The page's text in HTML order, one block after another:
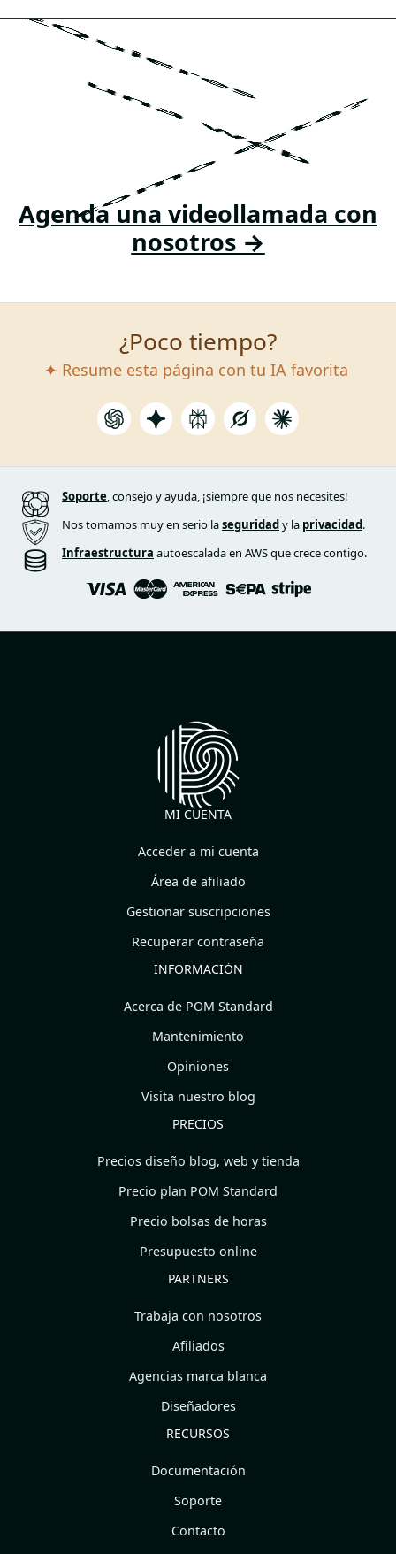
¿Quieres
una web
como esta?
Agenda una videollamada con
nosotros →
¿Poco tiempo?
✦ Resume esta página con tu IA favorita
Soporte, consejo y ayuda, ¡siempre que nos necesites!
Nos tomamos muy en serio laseguridady la privacidad.
Infraestructura autoescalada en AWS que crece contigo.
MI CUENTA
Acceder a mi cuenta
Área de afiliado
Gestionar suscripciones
Recuperar contraseña
INFORMACIÓN
Acerca de POM Standard
Mantenimiento
Opiniones
Visita nuestro blog
PRECIOS
Precios diseño blog, web y tienda
Precio plan POM Standard
Precio bolsas de horas
Presupuesto online
PARTNERS
Trabaja con nosotros
Afiliados
Agencias marca blanca
Diseñadores
RECURSOS
Documentación
Soporte
Contacto